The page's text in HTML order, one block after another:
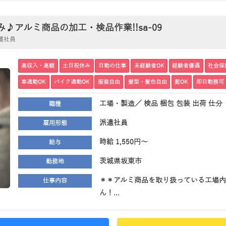
♪アルミ商品の加工・検品作業!!sa-09
社員
高収入・高額 土日祝休み 日勤の仕事 未経験者OK 経験者優遇 社会保
車通勤OK バイク通勤OK 服装自由 髪型・髪色自由 髭OK 即日勤務可
職種 工場・製造／ 検品 梱包 包装 出荷 仕分
雇用形態 派遣社員
給与 時給 1,550円～
勤務地 茨城県坂東市
仕事内容
＊＊アルミ商品を取り扱っている工場
ん！...